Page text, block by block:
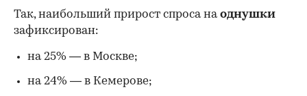
Так, наибольший прирост спроса наоднушки
зафиксирован:
на 25% — в Москве;
на 24% — в Кемерове;